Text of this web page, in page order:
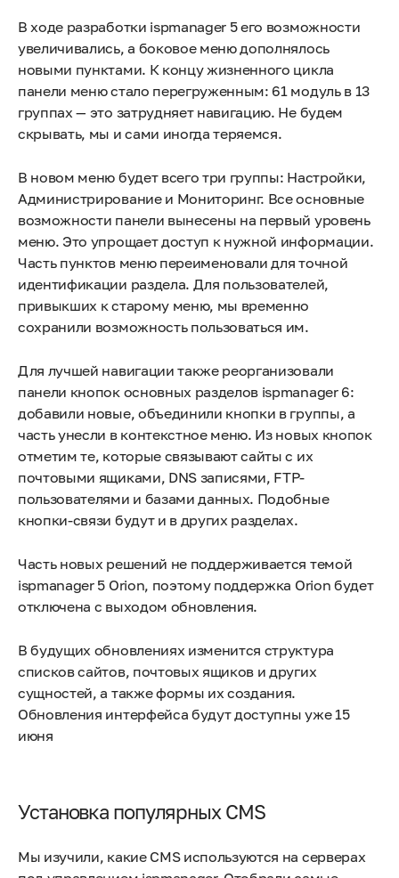
В ходе разработки ispmanager 5 его возможности
увеличивались, а боковое меню дополнялось
новыми пунктами. К концу жизненного цикла
панели меню стало перегруженным: 61 модуль в 13
группах — это затрудняет навигацию. Не будем
скрывать, мы и сами иногда теряемся.
В новом меню будет всего три группы: Настройки,
Администрирование и Мониторинг. Все основные
возможности панели вынесены на первый уровень
меню. Это упрощает доступ к нужной информации.
Часть пунктов меню переименовали для точной
идентификации раздела. Для пользователей,
привыкших к старому меню, мы временно
сохранили возможность пользоваться им.
Для лучшей навигации также реорганизовали
панели кнопок основных разделов ispmanager 6:
добавили новые, объединили кнопки в группы, а
часть унесли в контекстное меню. Из новых кнопок
отметим те, которые связывают сайты с их
почтовыми ящиками, DNS записями, FTP-
пользователями и базами данных. Подобные
кнопки-связи будут и в других разделах.
Часть новых решений не поддерживается темой
ispmanager 5 Orion, поэтому поддержка Orion будет
отключена с выходом обновления.
В будущих обновлениях изменится структура
списков сайтов, почтовых ящиков и других
сущностей, а также формы их создания.
Обновления интерфейса будут доступны уже 15
июня
Установка популярных CMS
Мы изучили, какие CMS используются на серверах